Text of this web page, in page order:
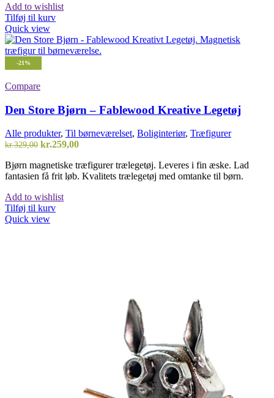
Add to wishlist
Tilføj til kurv
Quick view
-21%
Compare
Den Store Bjørn – Fablewood Kreative Legetøj
Alle produkter, Til børneværelset, Boliginteriør, Træfigurer
kr.329,00 Den
pris
var:
kr.259,00Den
pris
er:
Bjørn magnetiske træfigurer trælegetøj. Leveres i fin æske. Lad
fantasien få frit løb. Kvalitets trælegetøj med omtanke til børn.
Add to wishlist
Tilføj til kurv
Quick view